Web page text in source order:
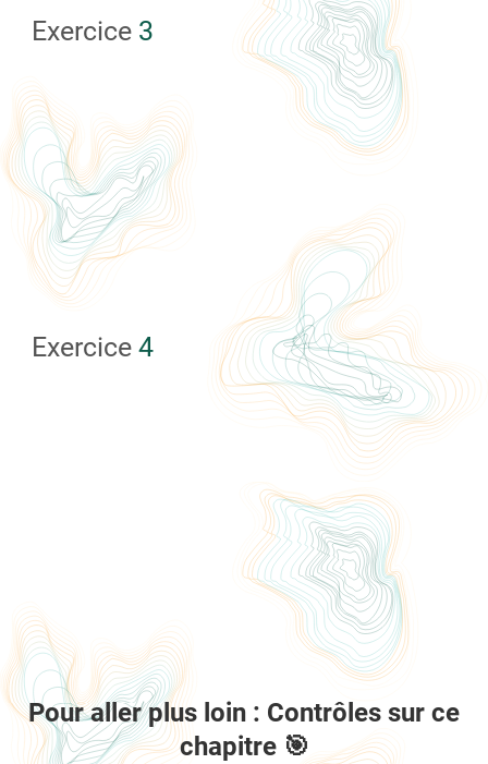
Exercice 3
Exercice 4
Pour aller plus loin : Contrôles sur ce
chapitre 🎯